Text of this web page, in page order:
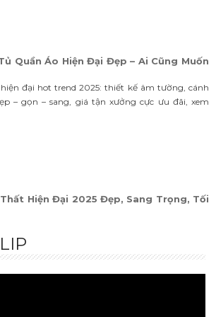
Quần Áo Hiện Đại Đẹp – Ai Cũng Muốn
đại hot trend 2025: thiết kế âm tường, cánh
– gọn – sang, giá tận xưởng cực ưu đãi, xem
Hiện Đại 2025 Đẹp, Sang Trọng, Tối
nội thất hiện đại 2025: Scandinavian,
Luxury, Indochine. Xu hướng thiết kế đẹp,